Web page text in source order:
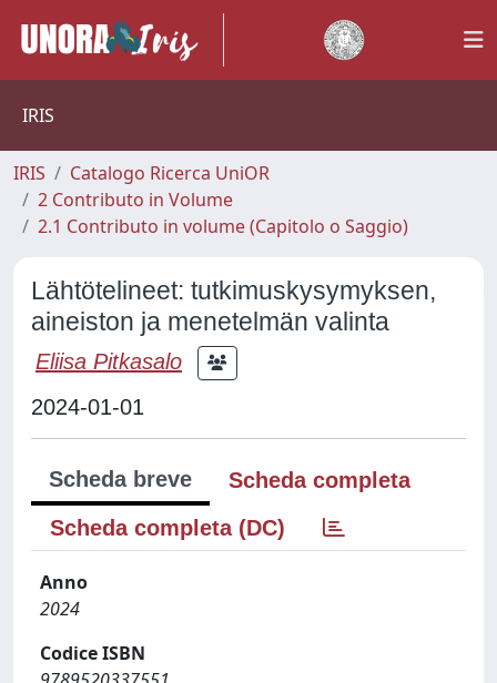
IRIS
IRIS
Catalogo Ricerca UniOR
2 Contributo in Volume
2.1 Contributo in volume (Capitolo o Saggio)
Lähtötelineet: tutkimuskysymyksen,
aineiston ja menetelmän valinta
Eliisa Pitkasalo
2024-01-01
Scheda breve
Scheda completa
Scheda completa (DC)
Anno
2024
Codice ISBN